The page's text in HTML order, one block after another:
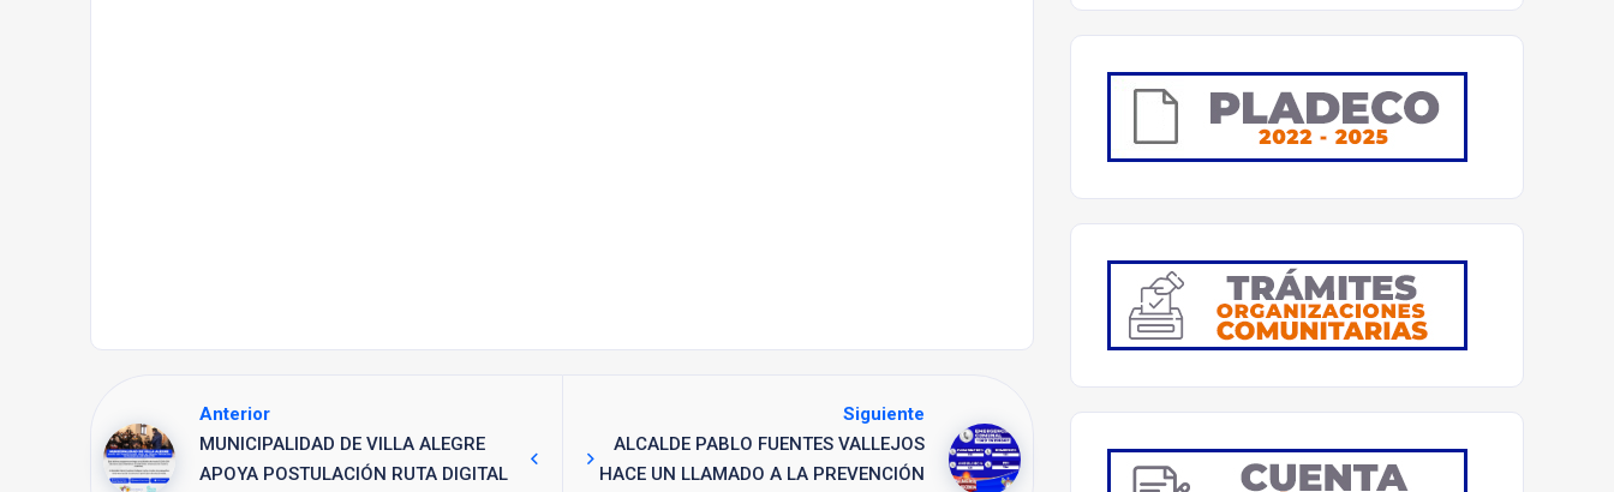
Anterior
MUNICIPALIDAD DE VILLA ALEGRE
APOYA POSTULACIÓN RUTA DIGITAL
Siguiente
ALCALDE PABLO FUENTES VALLEJOS
HACE UN LLAMADO A LA PREVENCIÓN